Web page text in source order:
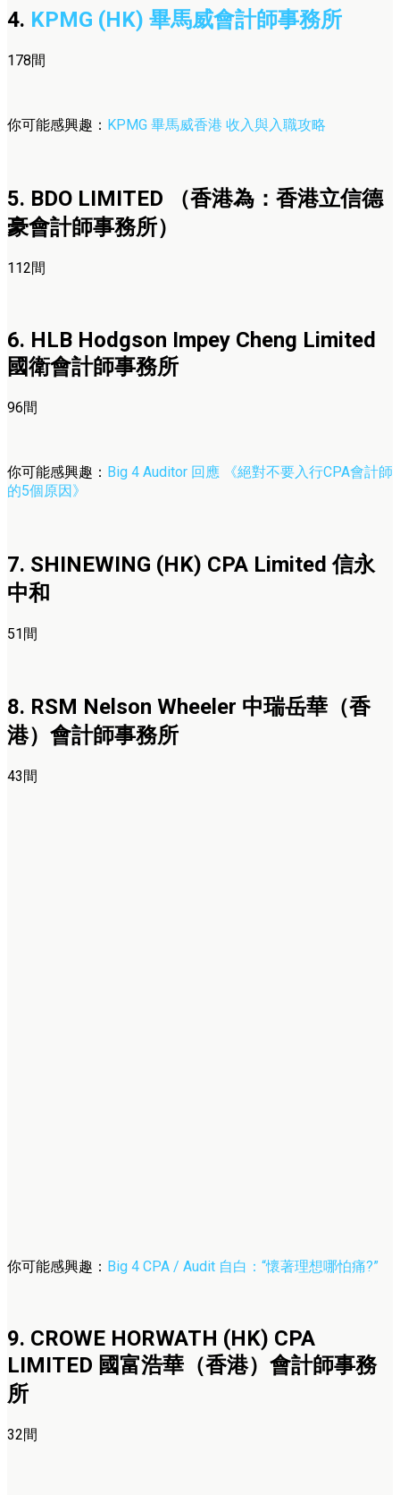
4. KPMG (HK) 畢馬威會計師事務所
178間
你可能感興趣： KPMG 畢馬威香港 收入與入職攻略
5. BDO LIMITED （香港為：香港立信德
豪會計師事務所）
112間
6. HLB Hodgson Impey Cheng Limited
國衛會計師事務所
96間
你可能感興趣： Big 4 Auditor 回應 《絕對不要入行CPA會計師
的5個原因》
7. SHINEWING (HK) CPA Limited 信永
中和
51間
8. RSM Nelson Wheeler 中瑞岳華（香
港）會計師事務所
43間
你可能感興趣： Big 4 CPA / Audit 自白：“懷著理想哪怕痛?”
9. CROWE HORWATH (HK) CPA
LIMITED 國富浩華（香港）會計師事務
所
32間